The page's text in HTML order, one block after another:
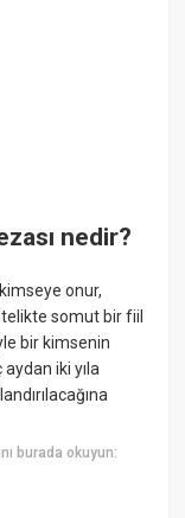
nedir?
onur,
somut bir fiil
bir kimsenin
aydan iki yıla
burada okuyun: